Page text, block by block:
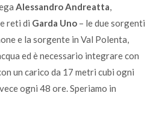
Alessandro Andreatta,
reti di Garda Uno – le due sorgenti
e la sorgente in Val Polenta,
ed è necessario integrare con
un carico da 17 metri cubi ogni
ogni 48 ore. Speriamo in